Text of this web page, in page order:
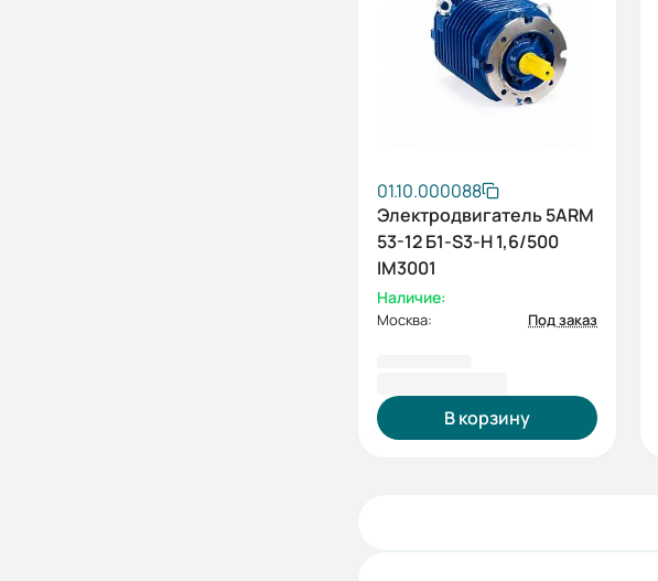
01.10.000088
Электродвигатель 5ARM
53-12 Б1-S3-Н 1,6/500
IM3001
Наличие:
Москва: Под заказ
В корзину